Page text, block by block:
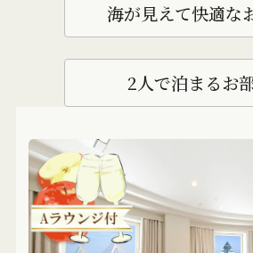
海が見えて快適な
2人で泊まるお